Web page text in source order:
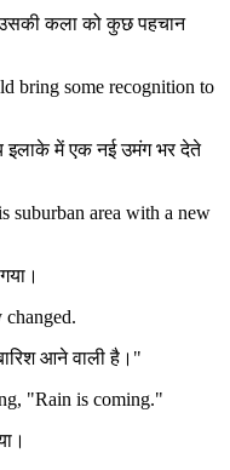
उसकी कला को कुछ पहचान
bring some recognition to
इलाके में एक नई उमंग भर देते
suburban area with a new
आने वाली है।"
"Rain is coming."